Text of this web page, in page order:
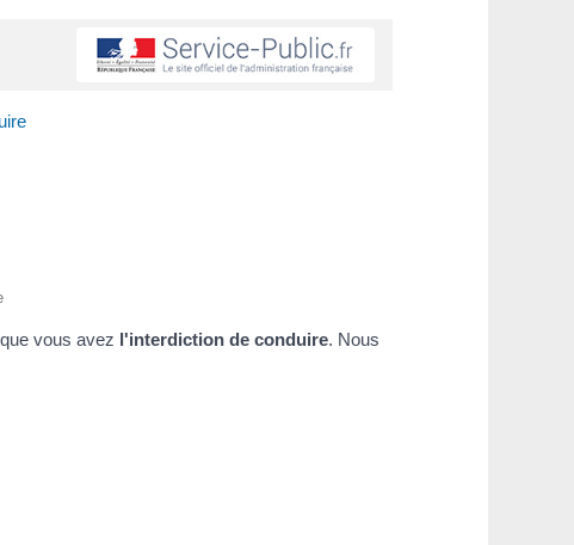
vous avez l'interdiction de conduire. Nous